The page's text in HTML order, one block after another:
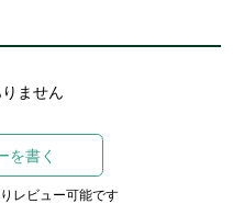
ません
を書く
レビュー可能です